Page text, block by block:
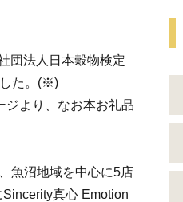
団法人日本穀物検定
した。(※)
より、なお本お礼品
魚沼地域を中心に5店
真心 Emotion